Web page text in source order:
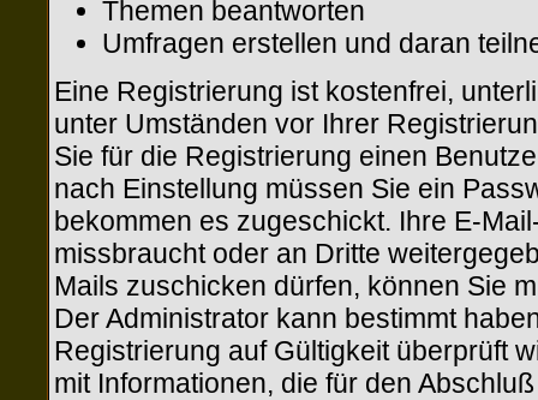
Themen beantworten
Umfragen erstellen und daran
Eine Registrierung ist kostenfrei,
unter Umständen vor Ihrer
Sie für die Registrierung einen
nach Einstellung müssen Sie ein
bekommen es zugeschickt. Ihre E-
missbraucht oder an Dritte
Mails zuschicken dürfen, können Sie
Der Administrator kann bestimmt
Registrierung auf Gültigkeit überprüft
mit Informationen, die für den